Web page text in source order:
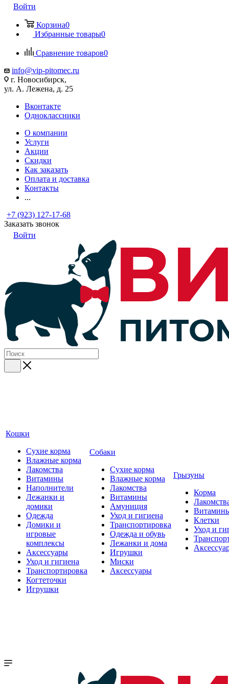
Войти
Корзина0
Избранные товары0
Сравнение товаров0
info@vip-pitomec.ru
г. Новосибирск,
ул. А. Лежена, д. 25
Вконтакте
Одноклассники
О компании
Услуги
Акции
Скидки
Как заказать
Оплата и доставка
Контакты
...
+7 (923) 127-17-68
Заказать звонок
Войти
Кошки
Сухие корма
Влажные корма
Лакомства
Витамины
Наполнители
Лежанки и
домики
Одежда
Домики и
игровые
комплексы
Аксессуары
Уход и гигиена
Транспортировка
Когтеточки
Игрушки
Собаки
Сухие корма
Влажные корма
Лакомства
Витамины
Амуниция
Уход и гигиена
Транспортировка
Одежда и обувь
Лежанки и дома
Игрушки
Миски
Аксессуары
Грызуны
Корма
Клетки
Уход и